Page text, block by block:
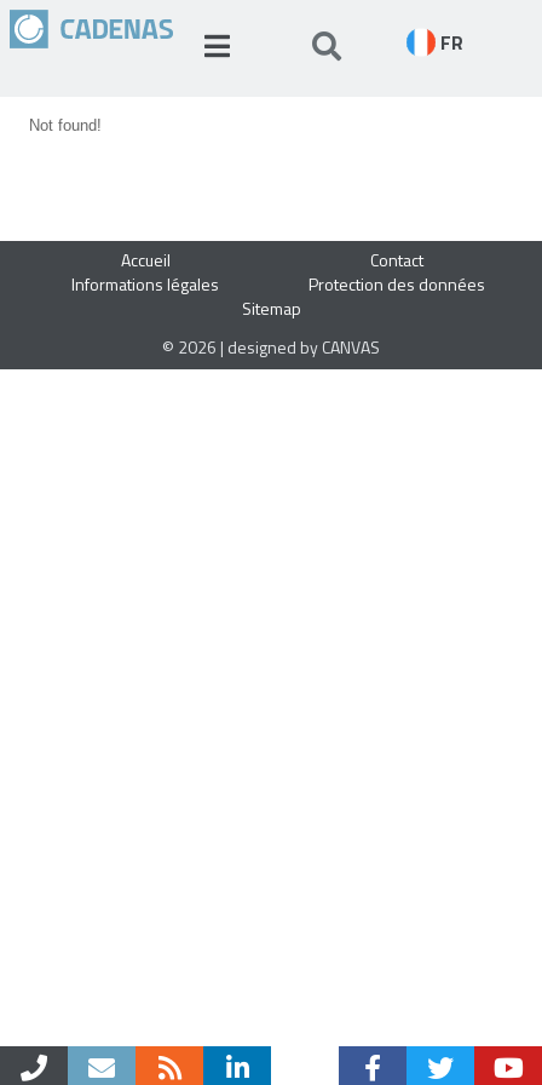
FR
Not found!
Accueil
Contact
Informations légales
Protection des données
Sitemap
© 2026 | designed by CANVAS